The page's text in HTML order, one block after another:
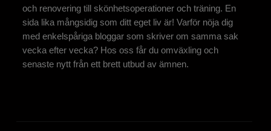
och renovering till skönhetsoperationer och träning. En
sida lika mångsidig som ditt eget liv är! Varför nöja dig
med enkelspåriga bloggar som skriver om samma sak
vecka efter vecka? Hos oss får du omväxling och
senaste nytt från ett brett utbud av ämnen.